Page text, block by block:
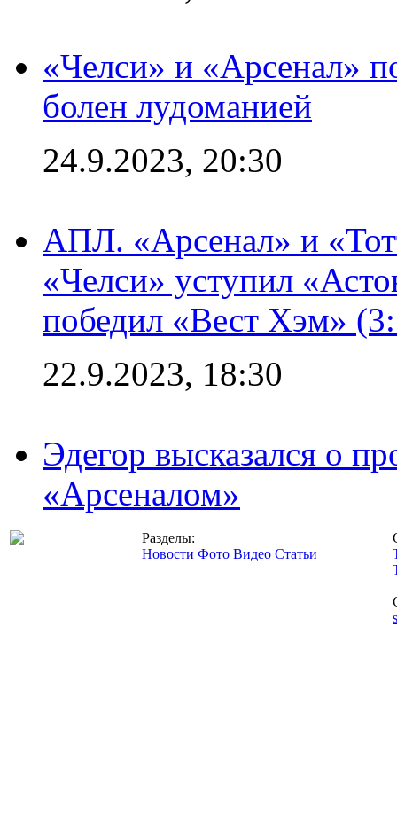
«Челси» и «Арсенал»
болен лудоманией
24.9.2023, 20:30
АПЛ. «Арсенал» и
«Челси» уступил
победил «Вест Хэм»
22.9.2023, 18:30
Эдегор высказался о
«Арсеналом»
Разделы:
Новости Фото Видео Статьи